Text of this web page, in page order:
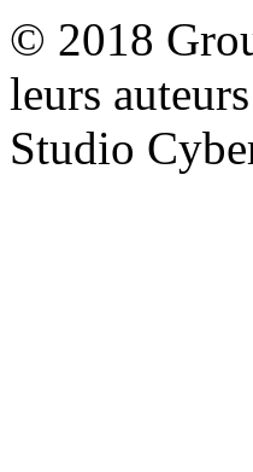
© 2018
leurs
Studio